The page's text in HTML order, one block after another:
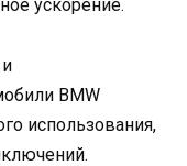
ускорение.
BMW
использования,